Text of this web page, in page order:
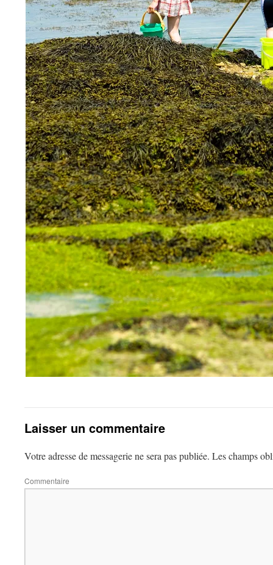
Laisser un commentaire
Votre adresse de messagerie ne sera pas publiée. Les champs
Commentaire